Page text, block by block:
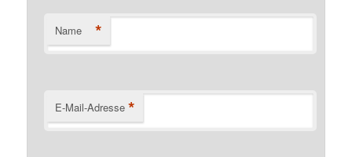
Name *
E-Mail-Adresse *